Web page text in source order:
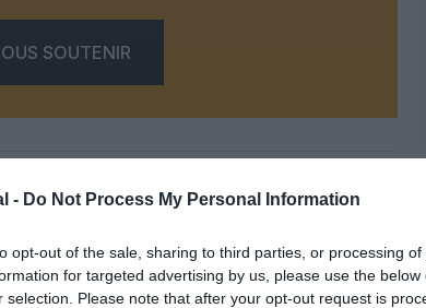
- Do Not Process My Personal Information
opt-out of the sale, sharing to third parties, or processing
for targeted advertising by us, please use the
selection. Please note that after your opt-out request is
SOUTENIR
FacebookTwitterPinterestLinkedInEmail Print